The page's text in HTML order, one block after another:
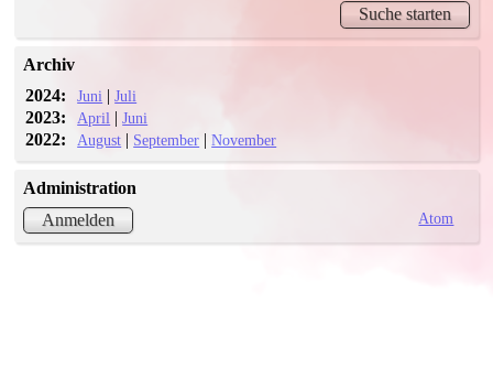
Archiv
2024:
Juni |Juli
2023: April |Juni
2022: August | September |November
Administration
Anmelden
Atom